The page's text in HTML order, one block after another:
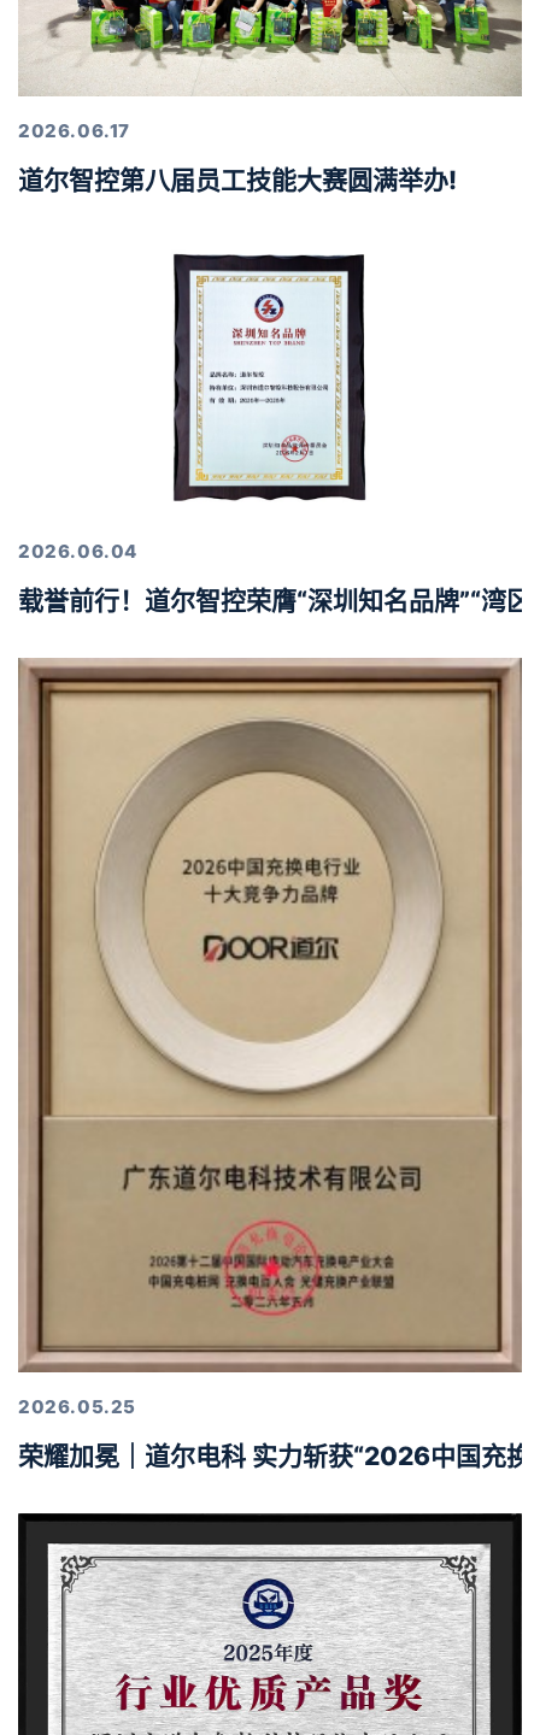
2026.06.17
道尔智控第八届员工技能大赛圆满举办!
2026.06.04
载誉前行！道尔智控荣膺“深圳知名品牌”“湾
2026.05.25
荣耀加冕｜道尔电科 实力斩获“2026中国充换